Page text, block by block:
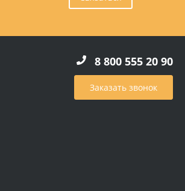
8 800 555 20 90
Заказать звонок